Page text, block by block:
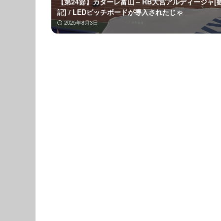
記] / LEDピッチボードが導入されたじゃ
2025年8月3日